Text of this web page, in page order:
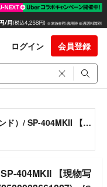
ログイン 会員登録
【中古】Roland（ローランド）/ SP-404MKII 【現物写真】【USED】【仙台ロフト店】(2500003661027)
404MKII 【現物写